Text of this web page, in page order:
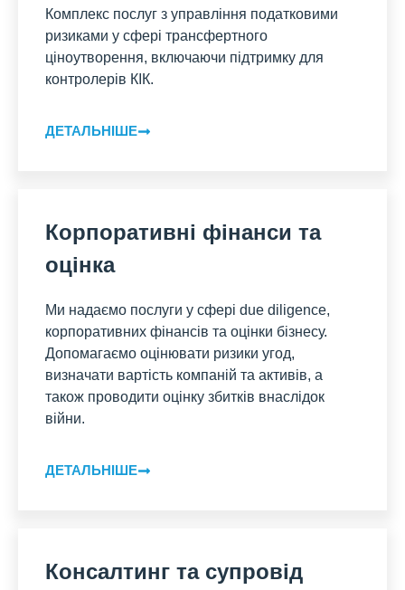
Комплекс послуг з управління податковими
ризиками у сфері трансфертного
ціноутворення, включаючи підтримку для
контролерів КІК.
ДЕТАЛЬНІШЕ
Корпоративні фінанси та
оцінка
Ми надаємо послуги у сфері due diligence,
корпоративних фінансів та оцінки бізнесу.
Допомагаємо оцінювати ризики угод,
визначати вартість компаній та активів, а
також проводити оцінку збитків внаслідок
війни.
ДЕТАЛЬНІШЕ
Консалтинг та супровід